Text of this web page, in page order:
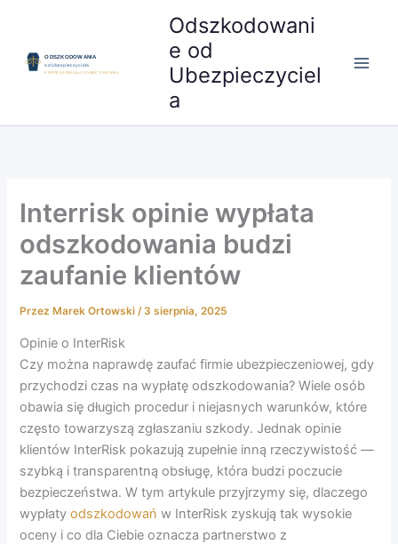
treści
Odszkodowani
e od
Ubezpieczyciel
a
Interrisk opinie wypłata
odszkodowania budzi
zaufanie klientów
Przez Marek Ortowski/ 3 sierpnia, 2025
Opinie o InterRisk
Czy można naprawdę zaufać firmie ubezpieczeniowej, gdy
przychodzi czas na wypłatę odszkodowania? Wiele osób
obawia się długich procedur i niejasnych warunków, które
często towarzyszą zgłaszaniu szkody. Jednak opinie
klientów InterRisk pokazują zupełnie inną rzeczywistość —
szybką i transparentną obsługę, która budzi poczucie
bezpieczeństwa. W tym artykule przyjrzymy się, dlaczego
wypłatyodszkodowań w InterRisk zyskują tak wysokie
oceny i co dla Ciebie oznacza partnerstwo z